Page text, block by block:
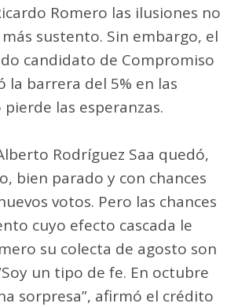
Romero las ilusiones no
sustento. Sin embargo, el
candidato de Compromiso
la barrera del 5% en las
las esperanzas.
Rodríguez Saa quedó,
bien parado y con chances
votos. Pero las chances
cuyo efecto cascada le
su colecta de agosto son
un tipo de fe. En octubre
sorpresa”, afirmó el crédito